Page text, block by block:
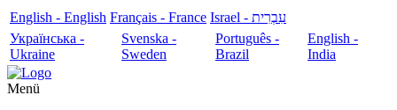
English - English Français - France
עִבְרִית - Israel
Українська -
Ukraine
Svenska -
Sweden
Português -
Brazil
English -
India
Menü